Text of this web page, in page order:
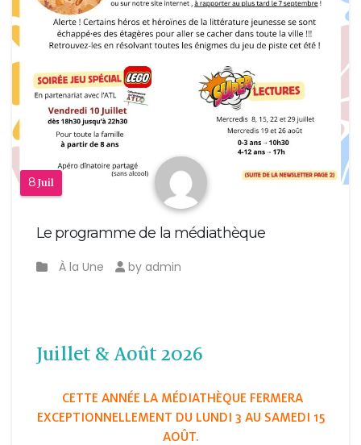
8Juil
Le programme de la médiathèque
À la Une by admin
Juillet & Août 2026
CETTE ANNÉE LA MÉDIATHÈQUE FERMERA
EXCEPTIONNELLEMENT DU LUNDI 3 AU SAMEDI 15
AOÛT.